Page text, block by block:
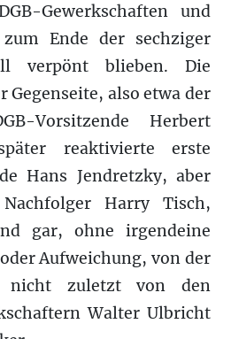
Gewerkschaften und
Ende der sechziger
verpönt blieben. Die
Gegenseite, also etwa der
Vorsitzende Herbert
reaktivierte erste
Hans Jendretzky, aber
Harry Tisch,
gar, ohne irgendeine
Aufweichung, von der
nicht zuletzt von den
Walter Ulbricht